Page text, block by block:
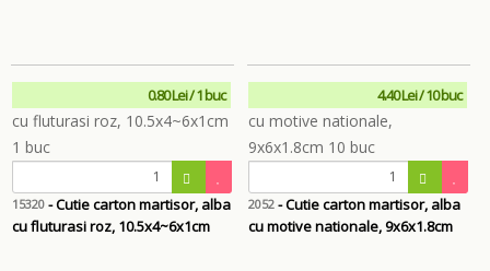
0.80 Lei / 1 buc
15320 - Cutie carton martisor, alba
cu fluturasi roz, 10.5x4~6x1cm
4.40 Lei / 10 buc
2052- Cutie carton martisor, alba
cu motive nationale, 9x6x1.8cm